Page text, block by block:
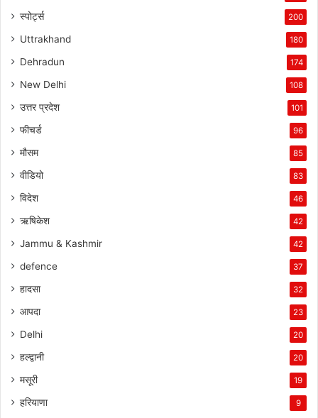
स्पोर्ट्स 200
Uttrakhand 180
Dehradun 174
New Delhi 108
उत्तर प्रदेश 101
फीचर्ड 96
मौसम 85
वीडियो 83
विदेश 46
ऋषिकेश 42
Jammu & Kashmir 42
defence 37
हादसा 32
आपदा 23
Delhi 20
हल्द्वानी 20
मसूरी 19
हरियाणा 9